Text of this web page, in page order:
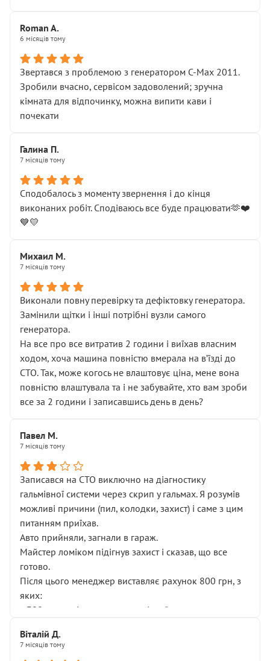
Roman A.
6 місяців тому
Звертався з проблемою з генератором C-Max 2011.
Зробили вчасно, сервісом задоволений; зручна
кімната для відпочинку, можна випити кави і
почекати
Галина П.
7 місяців тому
Сподобалось з моменту звернення і до кінця
виконаних робіт. Сподіваюсь все буде працювати🫶❤️
💙💛
Михаил М.
7 місяців тому
Виконали повну перевірку та дефіктовку генератора.
Замінили щітки і інші потрібні вузли самого
генератора.
На все про все витратив 2 години і виїхав власним
ходом, хоча машина повністю вмерала на вʼїзді до
СТО. Так, може когось не влаштовує ціна, мене вона
повністю влаштувала та і не забувайте, хто вам зроби
все за 2 години і записавшись день в день?
Павел М.
7 місяців тому
Записався на СТО виключно на діагностику
гальмівної системи через скрип у гальмах. Я розумів
можливі причини (пил, колодки, захист) і саме з цим
питанням приїхав.
Авто прийняли, загнали в гараж.
Майстер ломіком підігнув захист і сказав, що все
готово.
Після цього менеджер виставляє рахунок 800 грн, з
яких:
• 300 грн — діагностика гальмівної системи
НЕ погоджував
Віталій Д.
7 місяців тому